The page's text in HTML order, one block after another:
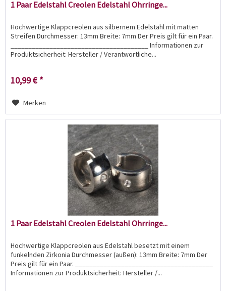
1 Paar Edelstahl Creolen Edelstahl Ohrringe...
Hochwertige Klappcreolen aus silbernem Edelstahl mit matten
Streifen Durchmesser: 13mm Breite: 7mm Der Preis gilt für ein Paar.
_______________________________________ Informationen zur
Produktsicherheit: Hersteller / Verantwortliche...
10,99 € *
Merken
1 Paar Edelstahl Creolen Edelstahl Ohrringe...
Hochwertige Klappcreolen aus Edelstahl besetzt mit einem
funkelnden Zirkonia Durchmesser (außen): 13mm Breite: 7mm Der
Preis gilt für ein Paar. _______________________________________
Informationen zur Produktsicherheit: Hersteller /...